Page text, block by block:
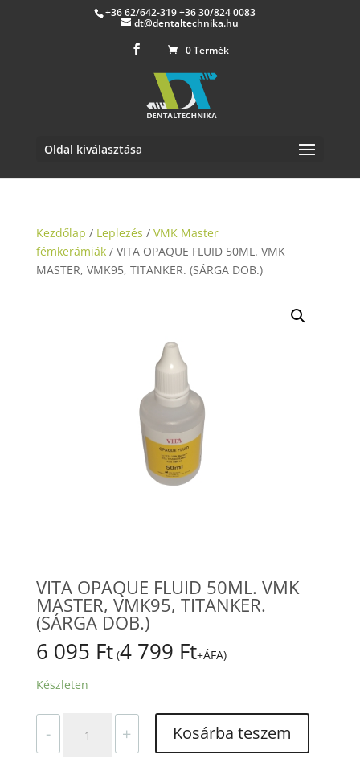
+36 62/642-319 +36 30/824 0083
dt@dentaltechnika.hu
0 Termék
Oldal kiválasztása
Kezdőlap / Leplezés / VMK Master
fémkerámiák/ VITA OPAQUE FLUID 50ML. VMK
MASTER, VMK95, TITANKER. (SÁRGA DOB.)
VITA OPAQUE FLUID 50ML. VMK
MASTER, VMK95, TITANKER.
(SÁRGA DOB.)
6 095 Ft (4 799 Ft+ÁFA)
Készleten
-
OPAQUE
+ Kosárba teszem